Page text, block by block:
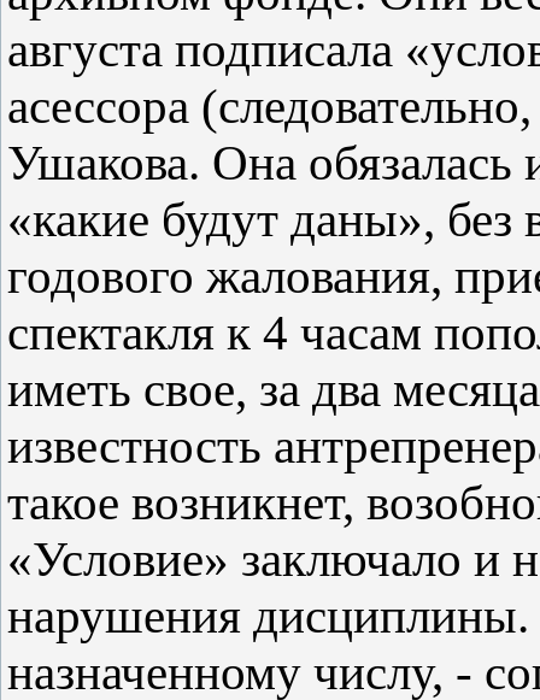
августа подписала
асессора
Ушакова. Она обязалась
«какие будут даны», без
годового жалования,
спектакля к 4 часам
иметь свое, за два
известность
такое возникнет,
«Условие» заключало и
нарушения
назначенному числу, -